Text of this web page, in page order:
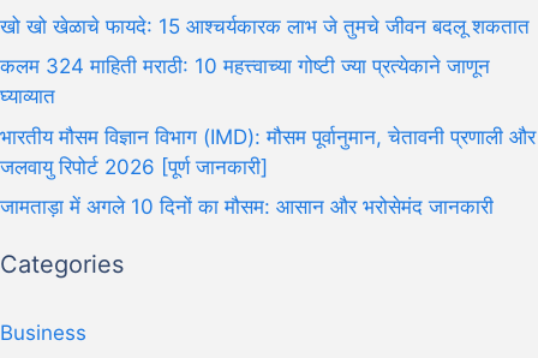
खो खो खेळाचे फायदे: 15 आश्चर्यकारक लाभ जे तुमचे जीवन बदलू शकतात
कलम 324 माहिती मराठी: 10 महत्त्वाच्या गोष्टी ज्या प्रत्येकाने जाणून
घ्याव्यात
भारतीय मौसम विज्ञान विभाग (IMD): मौसम पूर्वानुमान, चेतावनी प्रणाली और
जलवायु रिपोर्ट 2026 [पूर्ण जानकारी]
जामताड़ा में अगले 10 दिनों का मौसम: आसान और भरोसेमंद जानकारी
Categories
Business